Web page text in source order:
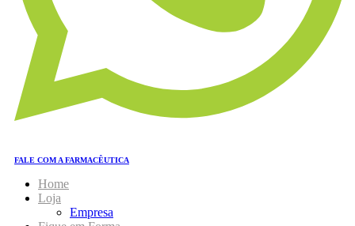
FALE COM A FARMACÊUTICA
Home
Loja
Empresa